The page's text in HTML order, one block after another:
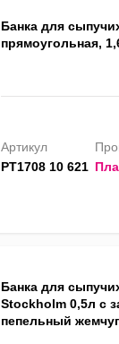
Банка для
прямоугольная,
Артикул
PT1708 10 621
Банка для
Stockholm 0,5л с
пепельный